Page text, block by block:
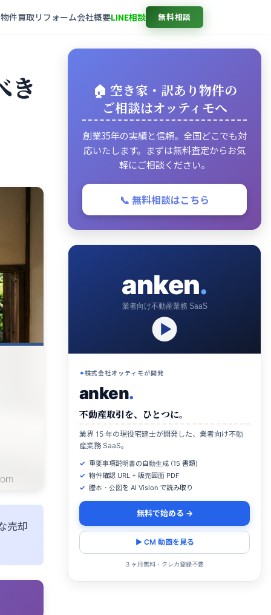
件買取リフォーム会社概要LINE相談 無料相談
き
売却
🏠 空き家・訳あり物件の
ご相談はオッティモへ
創業35年の実績と信頼。全国どこでも対
応いたします。まずは無料査定からお気
軽にご相談ください。
📞 無料相談はこちら
anken.
業者向け不動産業務 SaaS
株式会社オッティモが開発
anken.
不動産取引を、ひとつに。
業界 15 年の現役宅建士が開発した、業者向け不動
産業務 SaaS。
重要事項説明書の自動生成 (15 書類)
物件確認 URL + 販売図面 PDF
謄本・公図を AI Vision で読み取り
無料で始める →
▶ CM 動画を見る
3 ヶ月無料・クレカ登録不要